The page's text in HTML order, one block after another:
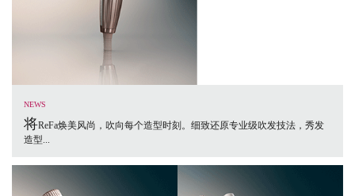
NEWS
将ReFa焕美风尚，吹向每个造型时刻。细致还原专业级吹发技法，秀发
造型...